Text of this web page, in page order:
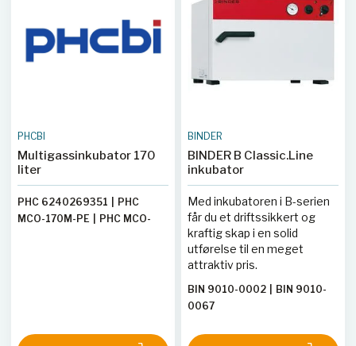
PHCBI
Multigassinkubator 170
liter
PHC 6240269351
PHC
MCO-170M-PE
PHC MCO-
BINDER
BINDER B Classic.Line
inkubator
Med inkubatoren i B-serien
får du et driftssikkert og
kraftig skap i en solid
utførelse til en meget
attraktiv pris.
BIN 9010-0002
BIN 9010-
0067